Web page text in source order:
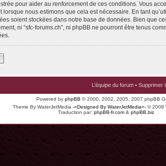
pour aider au renforcement de ces conditions. Vous
lorsque nous estimons que cela est nécessaire. En tant
soient stockées dans notre base de données. Bien que
ni “sfc-forums.ch”, ni phpBB ne pourront être tenus
L’équipe du forum • Supprimer
Powered by phpBB © 2000, 2002, 2005, 2007 phpBB
Theme By WaterJetMedia -=Designed By WaterJetMedia=- © 2008
Traduction par: phpBB-fr.com & phpBB.biz